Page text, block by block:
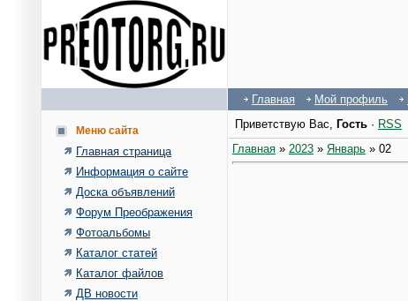
Главная Мой профиль
Меню сайта
Главная страница
Информация о сайте
Доска объявлений
Форум Преображения
Фотоальбомы
Каталог статей
Каталог файлов
ДВ новости
Приветствую Вас, Гость · RSS
Главная » 2023 » Январь » 02